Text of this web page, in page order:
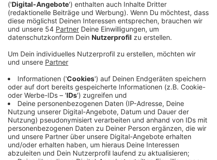
Die berühmte Halloween-Reihe, die es nun schon seit
1978 gibt, kommt mit "Halloween Ends" zurück.
Michael Myers geht mal wieder auf Messerjagd, Jamie
Myers - Laurie Strode. Ob Michael Myers dann für
"Halloween Ends" zumindest zu vermuten lässt -
lassen wir mal so dahingestellt.
"Halloween Ends" (FSK 18) läuft seit dem 13. Oktober
in deutschen Kinos und beim Streamingdienst
Peacock.
Anzeige